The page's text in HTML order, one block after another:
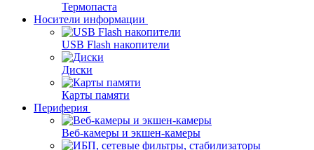
Термопаста
Носители информации
USB Flash накопители
Диски
Карты памяти
Периферия
Веб-камеры и экшен-камеры